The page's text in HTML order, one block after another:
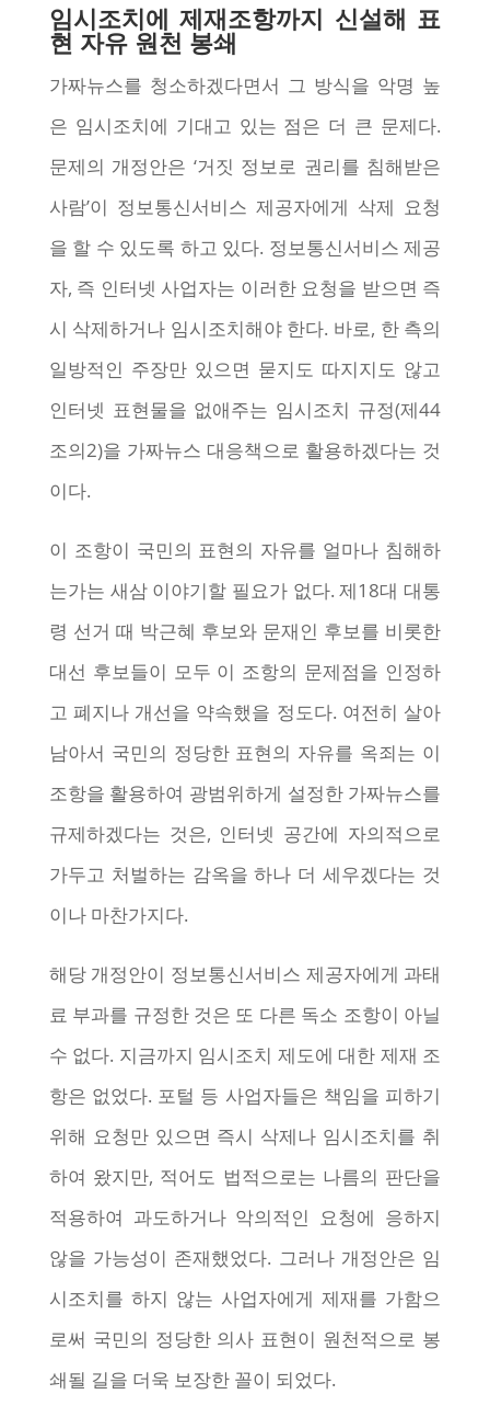
임시조치에 제재조항까지 신설해 표
현 자유 원천 봉쇄
가짜뉴스를 청소하겠다면서 그 방식을 악명 높
은 임시조치에 기대고 있는 점은 더 큰 문제다.
문제의 개정안은 ‘거짓 정보로 권리를 침해받은
사람’이 정보통신서비스 제공자에게 삭제 요청
을 할 수 있도록 하고 있다. 정보통신서비스 제공
자, 즉 인터넷 사업자는 이러한 요청을 받으면 즉
시 삭제하거나 임시조치해야 한다. 바로, 한 측의
일방적인 주장만 있으면 묻지도 따지지도 않고
인터넷 표현물을 없애주는 임시조치 규정(제44
조의2)을 가짜뉴스 대응책으로 활용하겠다는 것
이다.
이 조항이 국민의 표현의 자유를 얼마나 침해하
는가는 새삼 이야기할 필요가 없다. 제18대 대통
령 선거 때 박근혜 후보와 문재인 후보를 비롯한
대선 후보들이 모두 이 조항의 문제점을 인정하
고 폐지나 개선을 약속했을 정도다. 여전히 살아
남아서 국민의 정당한 표현의 자유를 옥죄는 이
조항을 활용하여 광범위하게 설정한 가짜뉴스를
규제하겠다는 것은, 인터넷 공간에 자의적으로
가두고 처벌하는 감옥을 하나 더 세우겠다는 것
이나 마찬가지다.
해당 개정안이 정보통신서비스 제공자에게 과태
료 부과를 규정한 것은 또 다른 독소 조항이 아닐
수 없다. 지금까지 임시조치 제도에 대한 제재 조
항은 없었다. 포털 등 사업자들은 책임을 피하기
위해 요청만 있으면 즉시 삭제나 임시조치를 취
하여 왔지만, 적어도 법적으로는 나름의 판단을
적용하여 과도하거나 악의적인 요청에 응하지
않을 가능성이 존재했었다. 그러나 개정안은 임
시조치를 하지 않는 사업자에게 제재를 가함으
로써 국민의 정당한 의사 표현이 원천적으로 봉
쇄될 길을 더욱 보장한 꼴이 되었다.